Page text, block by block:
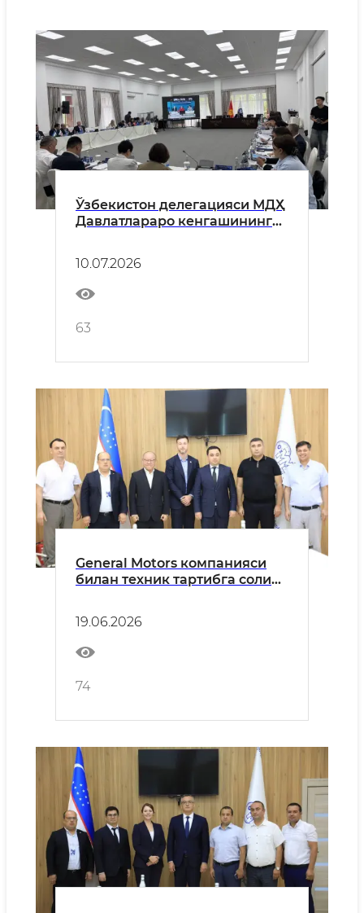
Ўзбекистон делегацияси МДҲ
Давлатлараро кенгашининг
10.07.2026
63
General Motors компанияси
билан техник тартибга солиш
қилинди
19.06.2026
74